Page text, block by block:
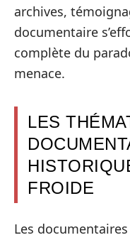
archives,
documentaire
complète du
menace.
LES
FROIDE
Les